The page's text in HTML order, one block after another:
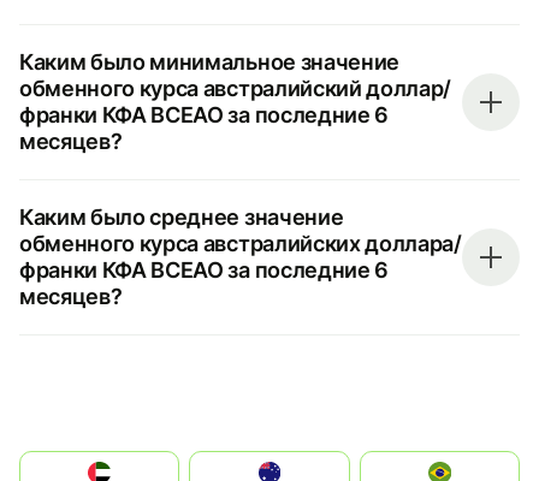
Каким было минимальное значение
обменного курса австралийский доллар/
франки КФА BCEAO за последние 6
месяцев?
Каким было среднее значение
обменного курса австралийских доллара/
франки КФА BCEAO за последние 6
месяцев?
الإمارات العربية المتحدة